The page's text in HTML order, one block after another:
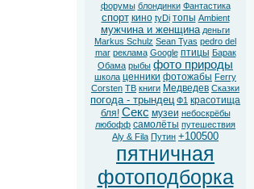
форумы блондинки Фантастика
спорт кино tyDi топы Ambient
мужчина и женщина деньги
Markus Schulz Sean Tyas pedro del
mar реклама Google птицы Барак
Обама рыбы фото природы
школа ценники фотожабы Ferry
Corsten ТВ книги Медведев Сказки
погода - трындец Ф1 красотища
бля! Секс музеи небоскрёбы
любофф самолёты путешествия
Aly & Fila Путин +100500
пятничная
фотоподборка